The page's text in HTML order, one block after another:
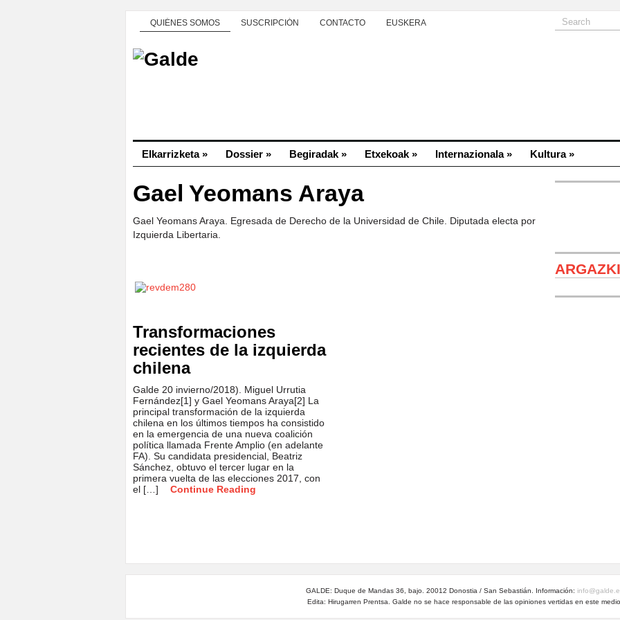
QUIÉNES SOMOS SUSCRIPCIÓN CONTACTO EUSKERA
Elkarrizketa» Dossier » Begiradak » Etxekoak » Internazionala» Kultura»
Gael Yeomans Araya
Gael Yeomans Araya. Egresada de Derecho de la Universidad de Chile. Diputada electa por
Izquierda Libertaria.
Transformaciones
recientes de la izquierda
chilena
Galde 20 invierno/2018). Miguel Urrutia
Fernández[1] y Gael Yeomans Araya[2] La
principal transformación de la izquierda
chilena en los últimos tiempos ha consistido
en la emergencia de una nueva coalición
política llamada Frente Amplio (en adelante
FA). Su candidata presidencial, Beatriz
Sánchez, obtuvo el tercer lugar en la
primera vuelta de las elecciones 2017, con
el […]
Continue Reading
Sebastião
GALDE: Duque de Mandas 36, bajo. 20012 Donostia / San Sebastián. Información:
Edita: Hirugarren Prentsa. Galde no se hace responsable de las opiniones vertidas en este